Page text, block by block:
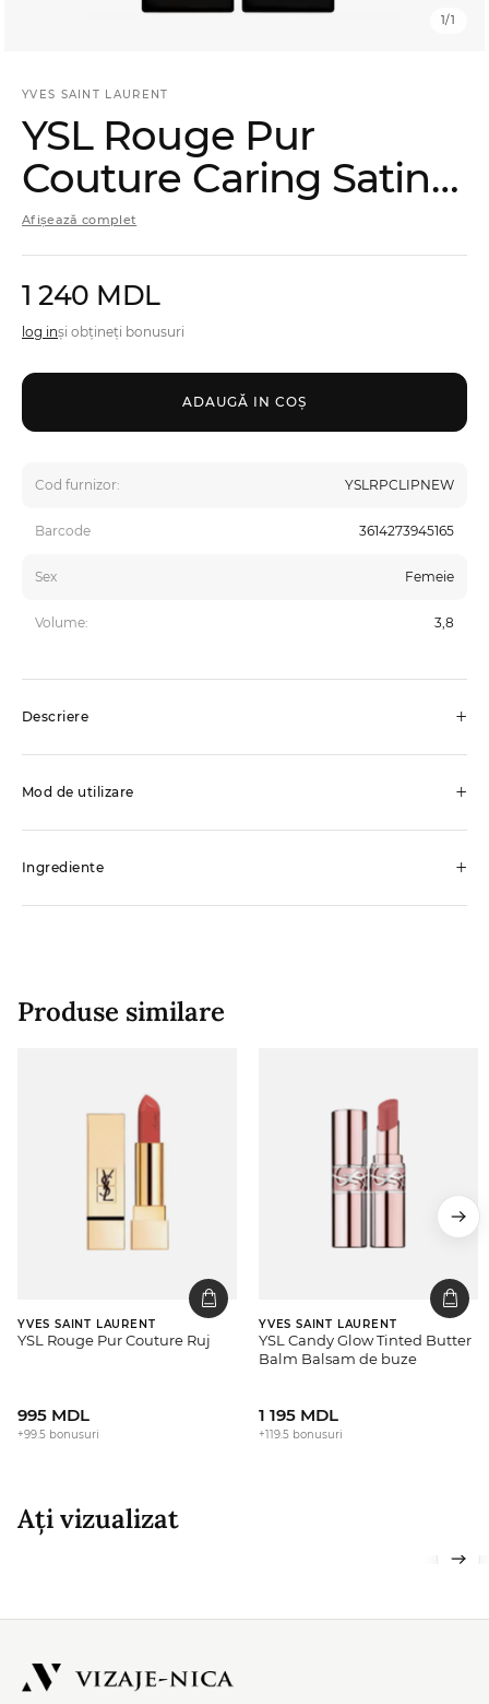
Brands
Noutăți
Promoții
Reduceri
1/1
YVES SAINT LAURENT
YSL Rouge Pur
Couture Caring Satin
Lipstick Ruj
Afișează complet
1 240 MDL
log inși obțineți bonusuri
ADAUGĂ IN COŞ
Cod furnizor: YSLRPCLIPNEW
Barcode 3614273945165
Sex Femeie
Volume: 3,8
Descriere +
Mod de utilizare +
Ingrediente +
Produse similare
YVES SAINT LAURENT
YSL Rouge Pur Couture Ruj
995 MDL
+99.5 bonusuri
YVES SAINT LAURENT
YSL Candy Glow Tinted Butter
Balm Balsam de buze
1 195 MDL
+119.5 bonusuri
Ați vizualizat